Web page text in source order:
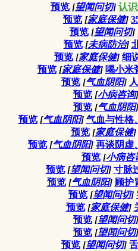
预览 [望闻问切] 认
预览 [家庭保健]
预览 [望闻问切]
预览 [未病防治]
预览 [家庭保健] 细
预览 [家庭保健] 喝小米
预览 [气血阴阳]
预览 [小病咨询]
预览 [气血阴阳]
预览 [气血阴阳] 气血与性格
预览 [家庭保健]
预览 [气血阴阳] 再谈阴虚
预览 [小病咨
预览 [望闻问切] 寸脉
预览 [气血阴阳] 顾护
预览 [望闻问切]
预览 [家庭保健]
预览 [望闻问切]
预览 [望闻问切]
预览 [望闻问切]